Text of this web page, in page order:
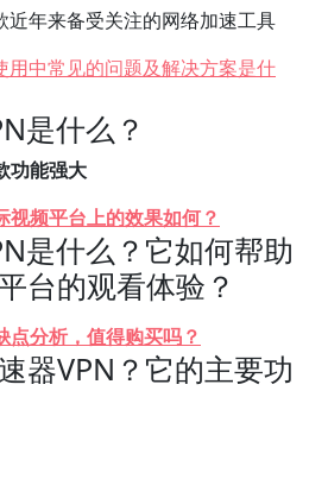
近年来备受关注的网络加速工具
用中常见的问题及解决方案是什
是什么？
功能强大
视频平台上的效果如何？
是什么？它如何帮助
台的观看体验？
点分析，值得购买吗？
器VPN？它的主要功